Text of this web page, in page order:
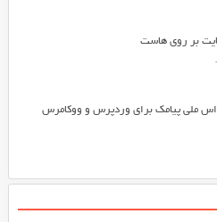
بر روی هاست
ملی پیامک برای وردپرس و ووکامرس